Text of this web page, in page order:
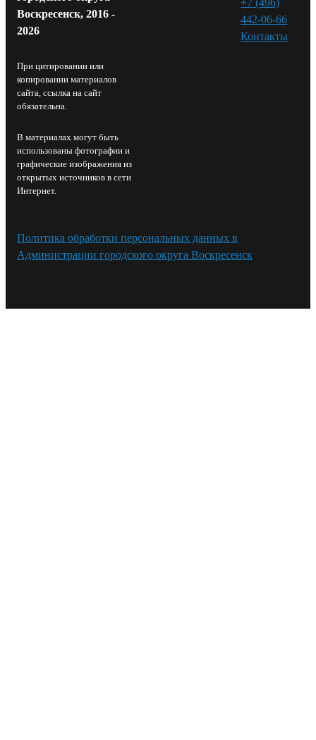
Воскресенск, 2016 -
2026
При цитировании или
копировании материалов
сайта, ссылка на сайт
обязательна.
В материалах могут быть
использованы фотографии и
графические изображения из
открытых источников в сети
Интернет.
442-06-66
Контакты⁠
Политика обработки персональных данных в
Администрации городского округа Воскресенск